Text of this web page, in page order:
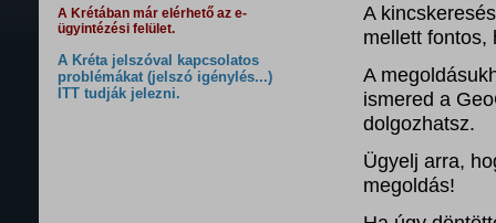
A Krétában már elérhető az e-
ügyintézési felület.
A Kréta jelszóval kapcsolatos
problémákat (jelszó igénylés...)
ITT tudják jelezni.
A
mellett fontos,
A
ismered a
dolgozhatsz.
Ügyelj arra,
megoldás!